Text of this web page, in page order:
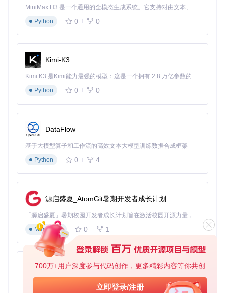
700万+用户深度参与代码创作，更多精彩内容等你共创
立即登录/注册
三步配置流程：从硬件检测到系统启动
的新手也能轻松上手。
硬件报告一键生成指南
启动工具后，Windows用户点击"Export Hardware Report"按
钮即可生成当前系统的硬件报告；Linux/macOS用户需导入在
Windows系统生成的报告文件。工具会自动验证报告完整性，
兼容性智能评估与问题预警
上传硬件报告后，系统会在30秒内完成全面兼容性分析，以直
观的图标显示各硬件组件的支持状态。对于不支持的硬件（如
部分NVIDIA显卡）会提供替代方案，对于需要额外配置的项目
则给出清晰指引。
EFI配置自动生成与定制
在配置页面，工具根据硬件信息自动填充推荐设置，包括适合
的macOS版本、必要的ACPI补丁和内核扩展。用户可根据需
要微调设置，完成后点击"Generate EFI"按钮即可生成可直接
使用的EFI文件，整个过程通常只需5-10分钟。
OpCore Simplify配置界面，提供自动推荐的最优设置选项，
同时支持手动微调关键参数
MiniMax H3 是一个通用的全模态生成系统。它支持对由文本、图像、视频和音频组成的多模态上下文进行统一理解，并能生成分辨率高达 2K、时长可达 15 秒的带原生立体声音频的视频。得益于面向任务泛化的系统设计，H3 在预训练阶段就已具备广泛的多模态上下文理解与生成能力，能够出色地执行复杂的多模态指令。
Python
0 0
Kimi-K3
Kimi K3 是Kimi能力最强的模型：这是一个拥有 2.8 万亿参数的混合专家（MoE）模型，具备原生视觉理解能力，并支持 100 万 token 的上下文窗口。
Python
0 0
DataFlow
基于大模型算子和工作流的高效文本大模型训练数据合成框架
Python
0 4
源启盛夏_AtomGit暑期开发者成长计划
「源启盛夏」暑期校园开发者成长计划旨在激活校园开源力量，通过积分激励、认证扶持、资源倾斜等形式，引导高校组织和开发者完成「入驻 — 建项目 — 做贡献 — 获认证 — 得资源」的完整闭环。无论你是想带领社团入驻平台的组织者，还是希望用代码贡献证明自己的开发者，都能在这里找到属于你的成长路径。
Markdown
0 1
py-xiaozhi
基于Python的Xiaozhi AI，适用于想要完整Xiaozhi体验而无需拥有专用硬件的用户。